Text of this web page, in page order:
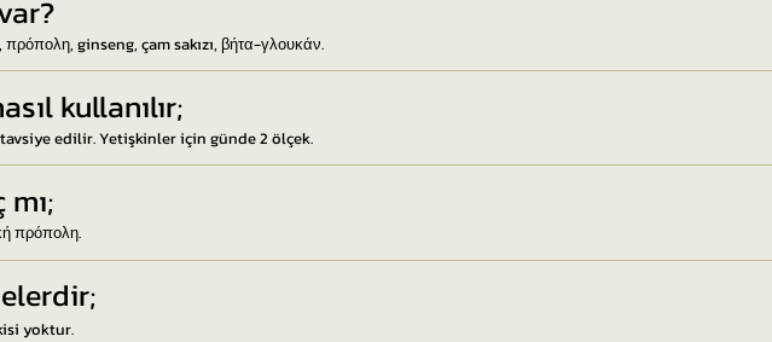
ginseng, çam sakızı, βήτα-γλουκάν.
kullanılır;
edilir. Yetişkinler için günde 2 ölçek.
πρόπολη.
yoktur.